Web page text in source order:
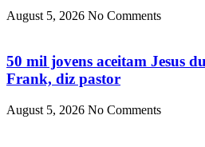
August 5, 2026 No Comments
50 mil jovens aceitam Jesus
Frank, diz pastor
August 5, 2026 No Comments